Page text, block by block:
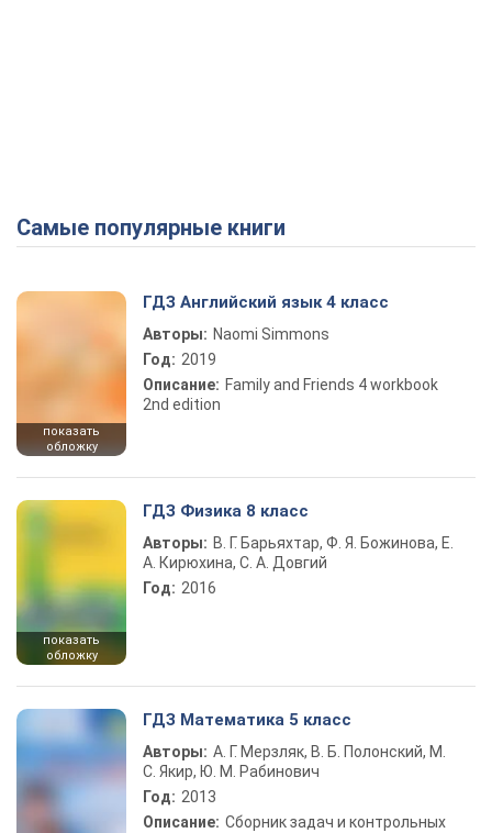
Самые популярные книги
показать
обложку
ГДЗ Английский язык 4 класс
Авторы: Naomi Simmons
Год: 2019
Описание: Family and Friends 4 workbook
2nd edition
показать
обложку
ГДЗ Физика 8 класс
Авторы: В. Г. Барьяхтар, Ф. Я. Божинова, Е.
А. Кирюхина, С. А. Довгий
Год: 2016
ГДЗ Математика 5 класс
Авторы: А. Г. Мерзляк, В. Б. Полонский, М.
С. Якир, Ю. М. Рабинович
Год: 2013
Описание: Сборник задач и контрольных